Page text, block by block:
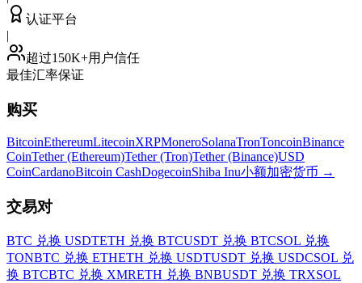
认证平台
|
超过150K+用户信任
最佳汇率保证
购买
BitcoinEthereumLitecoinXRPMoneroSolanaTronToncoinBinance
CoinTether (Ethereum)Tether (Tron)Tether (Binance)USD
CoinCardanoBitcoin CashDogecoinShiba Inu小额加密货币 →
交易对
BTC 兑换 USDTETH 兑换 BTCUSDT 兑换 BTCSOL 兑换
TONBTC 兑换 ETHETH 兑换 USDTUSDT 兑换 USDCSOL 兑
换 BTCBTC 兑换 XMRETH 兑换 BNBUSDT 兑换 TRXSOL